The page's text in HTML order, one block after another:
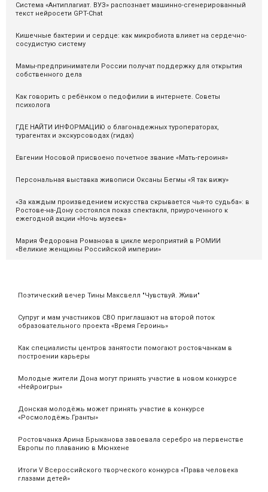
Поэтический вечер Тины Максвелл "Чувствуй. Живи"
Супруг и мам участников СВО приглашают на второй поток
образовательного проекта «Время Героинь»
Как специалисты центров занятости помогают ростовчанкам в
построении карьеры
Молодые жители Дона могут принять участие в новом конкурсе
«Нейроигры»
Донская молодёжь может принять участие в конкурсе
«Росмолодёжь.Гранты»
Ростовчанка Арина Брыканова завоевала серебро на первенстве
Европы по плаванию в Мюнхене
Итоги V Всероссийского творческого конкурса «Права человека
глазами детей»
Система «Антиплагиат. ВУЗ» распознаeт машинно-сгенерированный
текст нейросети GPT-Chat
Кишечные бактерии и сердце: как микробиота влияет на сердечно-
сосудистую систему
Мамы-предприниматели России получат поддержку для открытия
собственного дела
Как говорить с ребёнком о педофилии в интернете. Советы
психолога
ГДЕ НАЙТИ ИНФОРМАЦИЮ о благонадежных туроператорах,
турагентах и экскурсоводах (гидах)
Евгении Носовой присвоено почетное звание «Мать-героиня»
Персональная выставка живописи Оксаны Бегмы «Я так вижу»
«За каждым произведением искусства скрывается чья-то судьба»: в
Ростове-на-Дону состоялся показ спектакля, приуроченного к
ежегодной акции «Ночь музеев»
Мария Федоровна Романова в цикле мероприятий в РОМИИ
«Великие женщины Российской империи»